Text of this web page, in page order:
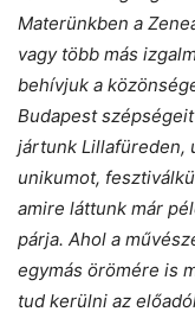
Materünkben a
vagy több más
behívjuk a
Budapest
jártunk Lillafüreden,
unikumot,
amire láttunk már
párja. Ahol a
egymás örömére is
tud kerülni az